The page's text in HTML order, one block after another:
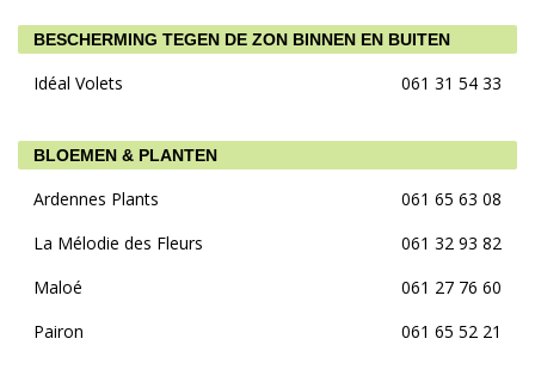
BESCHERMING TEGEN DE ZON BINNEN EN BUITEN
Idéal Volets 061 31 54 33
BLOEMEN & PLANTEN
Ardennes Plants
061 65 63 08
La Mélodie des Fleurs
061 32 93 82
Maloé
061 27 76 60
Pairon
061 65 52 21